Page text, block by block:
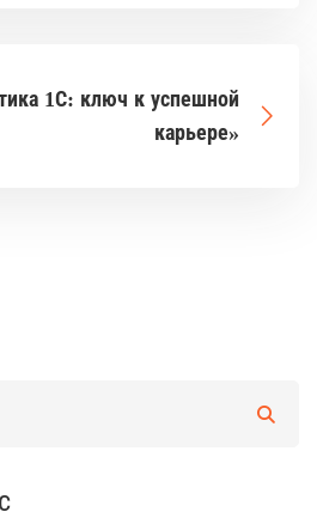
1С: ключ к успешной
карьере»